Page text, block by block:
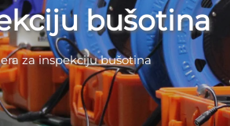
bušotina
za inspekciju bušotina